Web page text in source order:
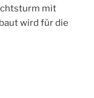
mit
wird für die